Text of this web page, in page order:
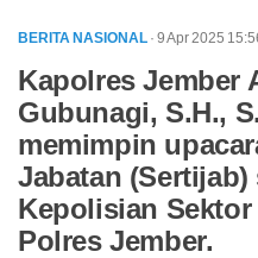
BERITA NASIONAL · 9 Apr 2025
Kapolres Jember
Gubunagi, S.H.,
memimpin
Jabatan
Kepolisian
Polres Jember.